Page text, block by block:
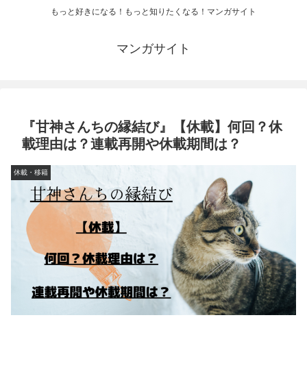
もっと好きになる！もっと知りたくなる！マンガサイト
マンガサイト
『甘神さんちの縁結び』【休載】何回？休
載理由は？連載再開や休載期間は？
休載・移籍